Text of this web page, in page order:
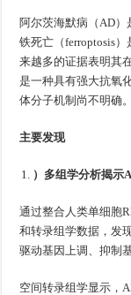
阿尔茨海默病（AD）
铁死亡（ferroptosis
来越多的证据表明其
是一种具有强大抗氧
体分子机制尚不明确。
主要发现
）多组学分析揭示
通过整合人类单细胞
和转录组学数据，发
驱动基因上调、抑制
空间转录组学显示，